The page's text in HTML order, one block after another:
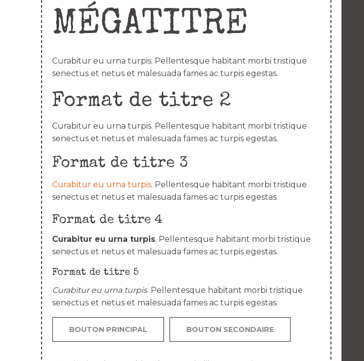
MÉGATITRE
Curabitur eu urna turpis. Pellentesque habitant morbi tristique
senectus et netus et malesuada fames ac turpis egestas.
Format de titre 2
Curabitur eu urna turpis. Pellentesque habitant morbi tristique
senectus et netus et malesuada fames ac turpis egestas.
Format de titre 3
Curabitur eu urna turpis. Pellentesque habitant morbi tristique
senectus et netus et malesuada fames ac turpis egestas.
Format de titre 4
Curabitur eu urna turpis. Pellentesque habitant morbi tristique
senectus et netus et malesuada fames ac turpis egestas.
Format de titre 5
Curabitur eu urna turpis. Pellentesque habitant morbi tristique
senectus et netus et malesuada fames ac turpis egestas.
BOUTON PRINCIPAL BOUTON SECONDAIRE